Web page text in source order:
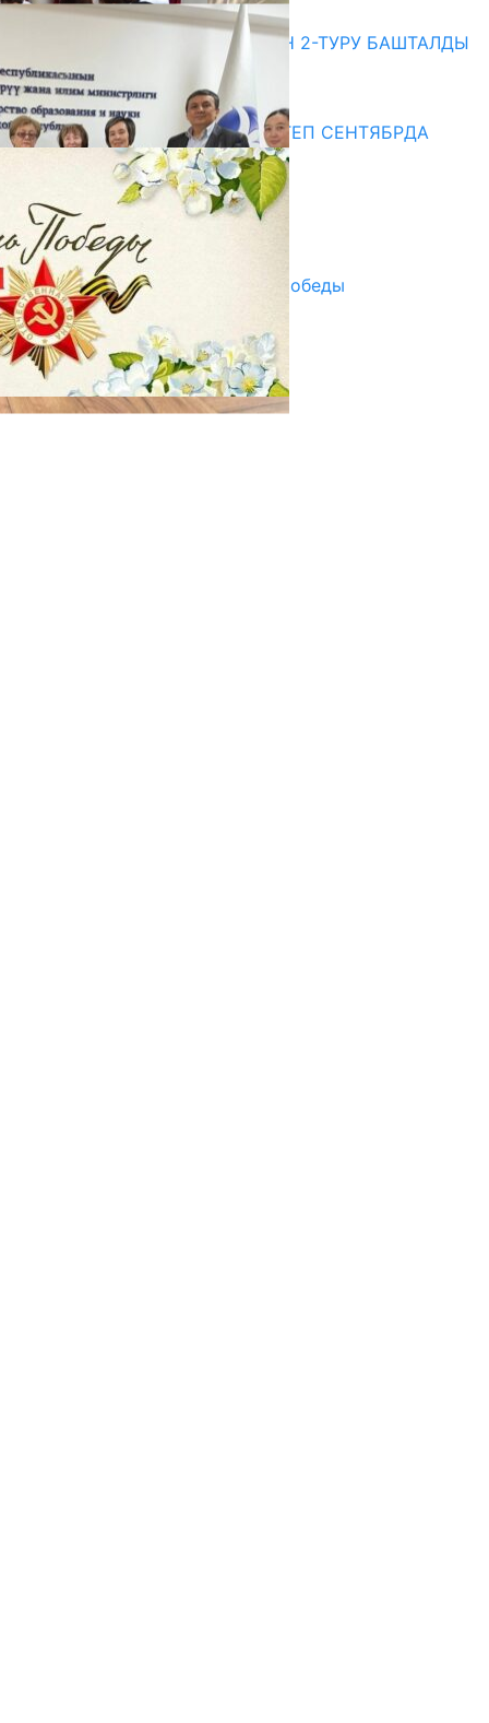
20.07.2026
ЖОЖДОРГО КАБЫЛ АЛУУНУН 2-ТУРУ БАШТАЛДЫ
20.07.2026
Медиа
СУЗАКТА 750 ОРУНДУУ МЕКТЕП СЕНТЯБРДА
ПАЙДАЛАНУУГА БЕРИЛЕТ
07.08.2025
Улуу Жеңиштин жандуу сөзү
29.04.2025
Награды в преддверии Дня Победы
29.04.2025